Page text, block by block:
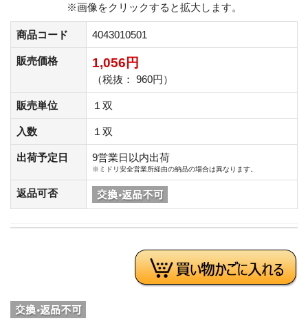
※画像をクリックすると拡大します。
商品コード 4043010501
販売価格 1,056円
（税抜： 960円）
販売単位 １双
入数 １双
出荷予定日 9営業日以内出荷
※ミドリ安全営業所経由の納品の場合は異なります。
返品可否